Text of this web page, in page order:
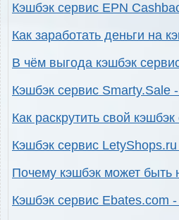
Кэшбэк сервис EPN
Как заработать деньги на
В чём выгода кэшбэк
Кэшбэк сервис Smarty.Sale
Как раскрутить свой
Кэшбэк сервис
Почему кэшбэк может быть
Кэшбэк сервис Ebates.com